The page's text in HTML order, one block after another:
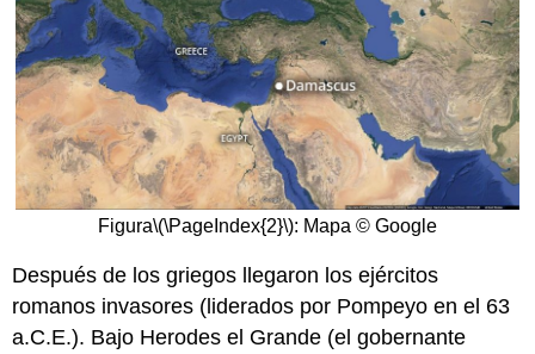
Figura\(\PageIndex{2}\): Mapa © Google
Después de los griegos llegaron los ejércitos
romanos invasores (liderados por Pompeyo en el 63
a.C.E.). Bajo Herodes el Grande (el gobernante